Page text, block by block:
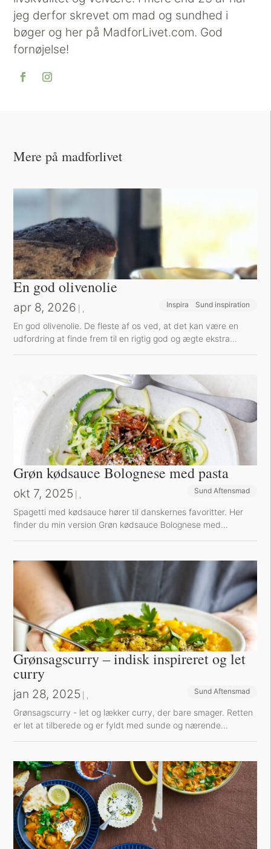
jeg derfor skrevet om mad og sundhed i
bøger og her på MadforLivet.com. God
fornøjelse!
Mere på madforlivet
En god olivenolie
apr 8, 2026 Inspiration og Oplevelser
, Sund inspiration
En god olivenolie. De fleste af os ved, at det kan være en
udfordring at finde frem til en rigtig god og ægte ekstra...
Grøn kødsauce Bolognese med pasta
okt 7, 2025 Et besøg værd
, Sund Aftensmad
Spagetti med kødsauce hører til danskernes favoritter. Her
finder du min version Grøn kødsauce Bolognese med...
Grønsagscurry – indisk inspireret og let
curry
jan 28, 2025 Et besøg værd
, Sund Aftensmad
Grønsagscurry - let og lækker curry, der bare smager. Retten
er let at tilberede og er fyldt med sunde og nærende...